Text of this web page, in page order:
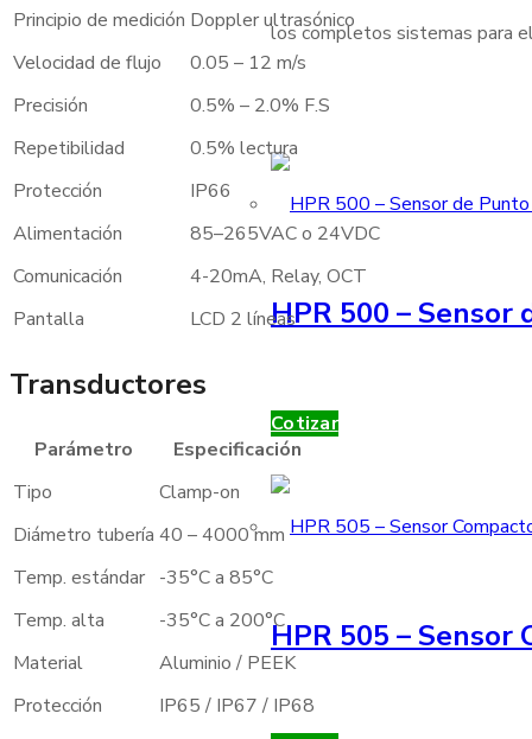
los completos sistemas para
HPR 500 –
Cotizar
HPR 505 – Sensor
Principio de medición Doppler ultrasónico
Velocidad de flujo
0.05 – 12 m/s
Precisión
0.5% – 2.0% F.S
Repetibilidad
0.5% lectura
Protección
IP66
Alimentación
85–265VAC o 24VDC
Comunicación
4-20mA, Relay, OCT
Pantalla
LCD 2 líneas
Transductores
Parámetro
Especificación
Tipo
Clamp-on
Diámetro tubería 40 – 4000 mm
Temp. estándar -35°C a 85°C
Temp. alta
-35°C a 200°C
Material
Aluminio / PEEK
Protección
IP65 / IP67 / IP68